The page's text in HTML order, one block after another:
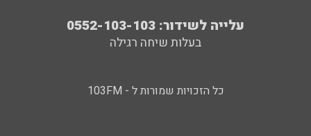
עלייה לשידור: 0552-103-103
בעלות שיחה רגילה
כל הזכויות שמורות ל - 103FM